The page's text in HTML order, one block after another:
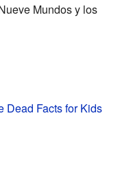
Mundos y los
Dead Facts for Kids